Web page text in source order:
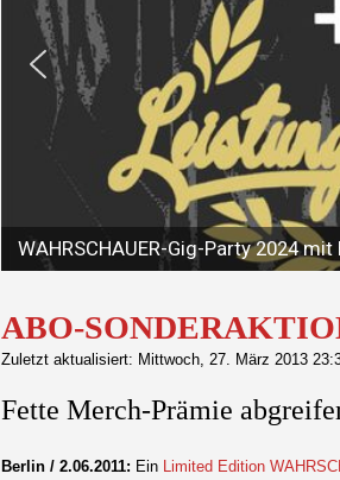
ABO-
Zuletzt aktualisiert: Mittwoch, 27. März 2013
Fette Merch-Prämie
Berlin / 2.06.2011: Ein Limited Edition